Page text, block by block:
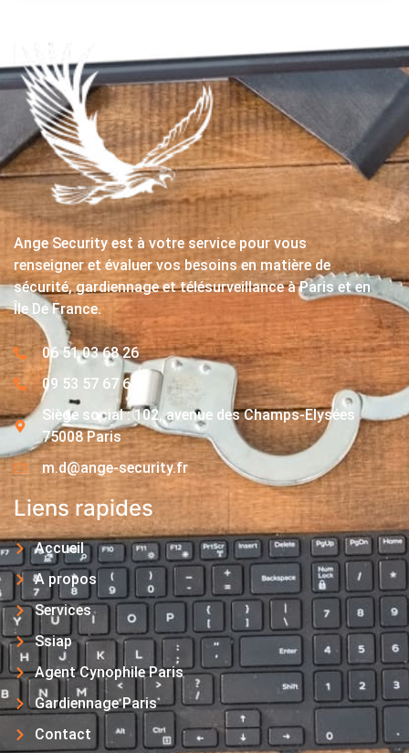
Ange Security est à votre service pour vous
renseigner et évaluer vos besoins en matière de
sécurité, gardiennage et télésurveillance à Paris et en
Île De France.
06 51 03 68 26
09 53 57 67 63
Siège social : 102, avenue des Champs-Elysées
75008 Paris
m.d@ange-security.fr
Liens rapides
Accueil
A propos
Services
Ssiap
Agent Cynophile Paris
Gardiennage Paris
Contact